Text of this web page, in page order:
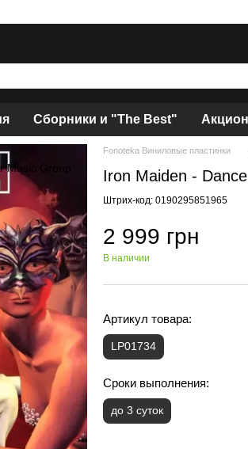
Сборники и "The Best"
Fonoteka Виниловые пластинки
Iron Maiden -
Штрих-код: 0190295851965
2 999 грн
В наличии
Артикул товара:
LP01734
Сроки выполнения:
до 3 суток